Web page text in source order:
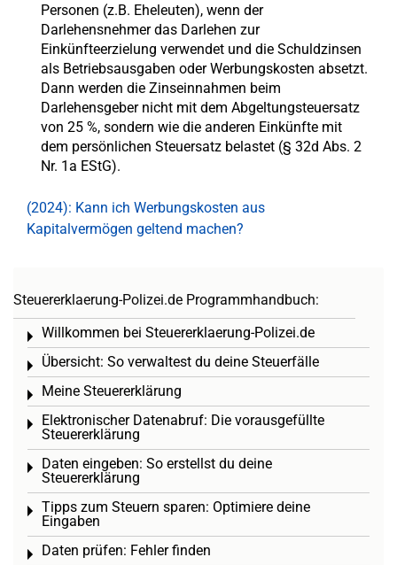
Personen (z.B. Eheleuten), wenn der
Darlehensnehmer das Darlehen zur
Einkünfteerzielung verwendet und die Schuldzinsen
als Betriebsausgaben oder Werbungskosten absetzt.
Dann werden die Zinseinnahmen beim
Darlehensgeber nicht mit dem Abgeltungsteuersatz
von 25 %, sondern wie die anderen Einkünfte mit
dem persönlichen Steuersatz belastet (§ 32d Abs. 2
Nr. 1a EStG).
(2024): Kann ich Werbungskosten aus
Kapitalvermögen geltend machen?
Steuererklaerung-Polizei.de Programmhandbuch:
Willkommen bei Steuererklaerung-Polizei.de
Toggle menu
Übersicht: So verwaltest du deine Steuerfälle
Toggle menu
Meine Steuererklärung
Toggle menu
Elektronischer Datenabruf: Die vorausgefüllte
Steuererklärung
Toggle menu
Daten eingeben: So erstellst du deine
Steuererklärung
Toggle menu
Tipps zum Steuern sparen: Optimiere deine
Eingaben
Toggle menu
Daten prüfen: Fehler finden
Toggle menu